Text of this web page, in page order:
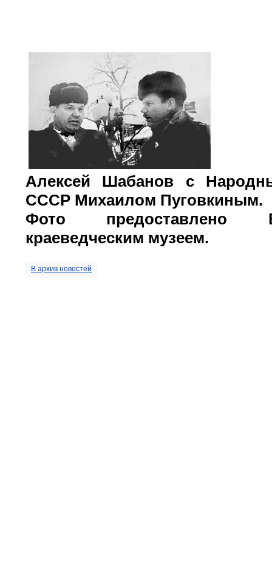
Алексей Шабанов с
СССР Михаилом Пуговкиным.
Фото предоставлено
краеведческим музеем.
В архив новостей